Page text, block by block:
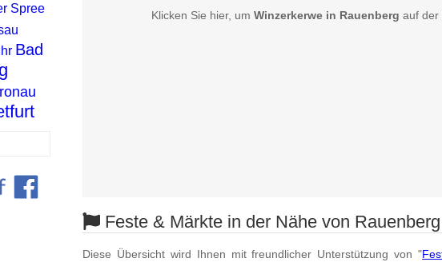
Klicken Sie hier, um Winzerkerwe in Rauenberg auf der
Feste & Märkte in der Nähe von Rauenberg
Diese Übersicht wird Ihnen mit freundlicher Unterstützung von "
Spree
Bad